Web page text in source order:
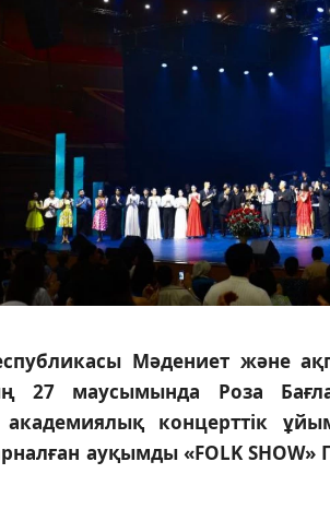
Мәдениет және
27 маусымында Роза
академиялық концерттік
ауқымды «FOLK SHOW»